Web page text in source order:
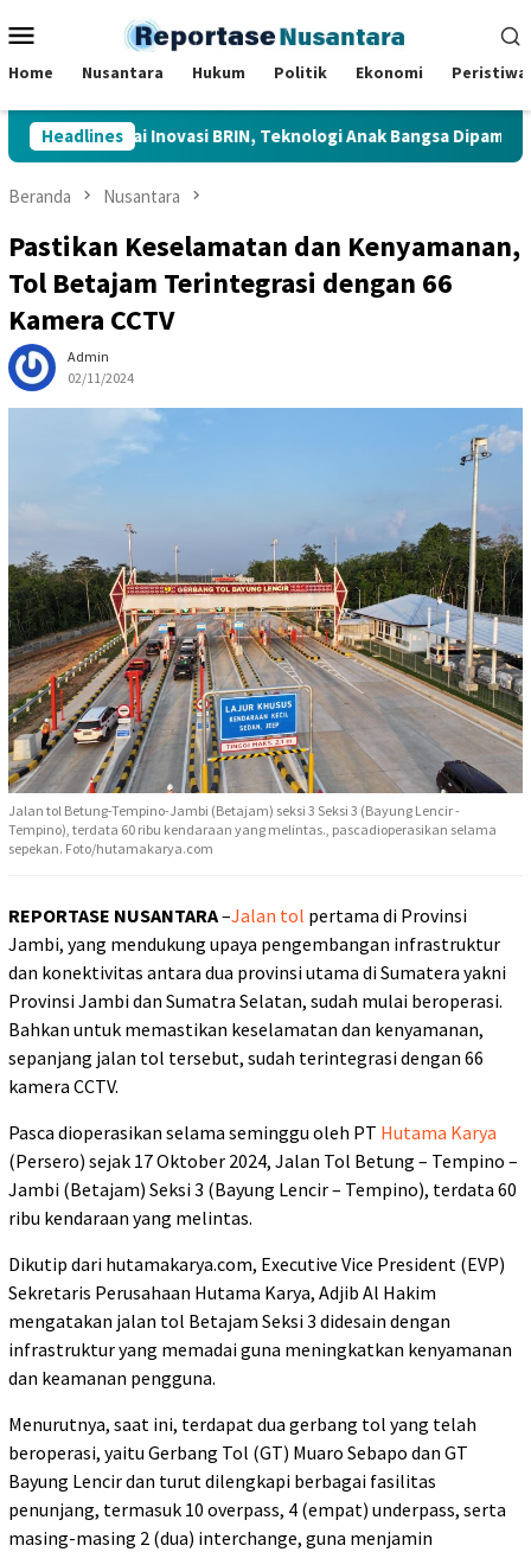
ke
Mobile
Home Nusantara Hukum Politik Ekonomi Peristiwa
Headlines
Inovasi BRIN, Teknologi Anak Bangsa Dipamerkan di
Beranda Nusantara
Pastikan Keselamatan dan Kenyamanan,
Tol Betajam Terintegrasi dengan 66
Kamera CCTV
Admin
02/11/2024
Jalan tol Betung-Tempino-Jambi (Betajam) seksi 3 Seksi 3 (Bayung Lencir -
Tempino), terdata 60 ribu kendaraan yang melintas., pascadioperasikan selama
sepekan. Foto/hutamakarya.com
REPORTASE NUSANTARA–Jalan tol pertama di Provinsi
Jambi, yang mendukung upaya pengembangan infrastruktur
dan konektivitas antara dua provinsi utama di Sumatera yakni
Provinsi Jambi dan Sumatra Selatan, sudah mulai beroperasi.
Bahkan untuk memastikan keselamatan dan kenyamanan,
sepanjang jalan tol tersebut, sudah terintegrasi dengan 66
kamera CCTV.
Pasca dioperasikan selama seminggu oleh PT Hutama Karya
(Persero) sejak 17 Oktober 2024, Jalan Tol Betung – Tempino –
Jambi (Betajam) Seksi 3 (Bayung Lencir – Tempino), terdata 60
ribu kendaraan yang melintas.
Dikutip dari hutamakarya.com, Executive Vice President (EVP)
Sekretaris Perusahaan Hutama Karya, Adjib Al Hakim
mengatakan jalan tol Betajam Seksi 3 didesain dengan
infrastruktur yang memadai guna meningkatkan kenyamanan
dan keamanan pengguna.
Menurutnya, saat ini, terdapat dua gerbang tol yang telah
beroperasi, yaitu Gerbang Tol (GT) Muaro Sebapo dan GT
Bayung Lencir dan turut dilengkapi berbagai fasilitas
penunjang, termasuk 10 overpass, 4 (empat) underpass, serta
masing-masing 2 (dua) interchange, guna menjamin